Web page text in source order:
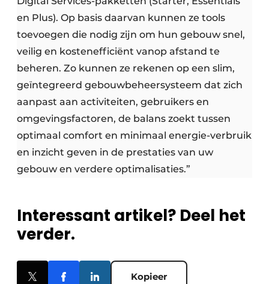
en Plus). Op basis daarvan kunnen ze tools
toevoegen die nodig zijn om hun gebouw snel,
veilig en kostenefficiënt vanop afstand te
beheren. Zo kunnen ze rekenen op een slim,
geïntegreerd gebouwbeheersysteem dat zich
aanpast aan activiteiten, gebruikers en
omgevingsfactoren, de balans zoekt tussen
optimaal comfort en minimaal energie-verbruik
en inzicht geven in de prestaties van uw
gebouw en verdere optimalisaties.”
Interessant artikel? Deel het
verder.
Kopieer